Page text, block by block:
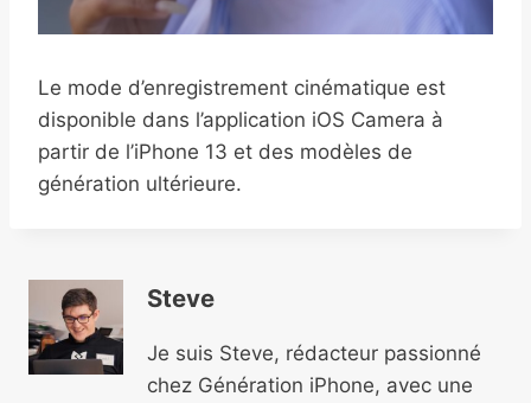
Le mode d’enregistrement cinématique est
disponible dans l’application iOS Camera à
partir de l’iPhone 13 et des modèles de
génération ultérieure.
Steve
Je suis Steve, rédacteur passionné
chez Génération iPhone, avec une